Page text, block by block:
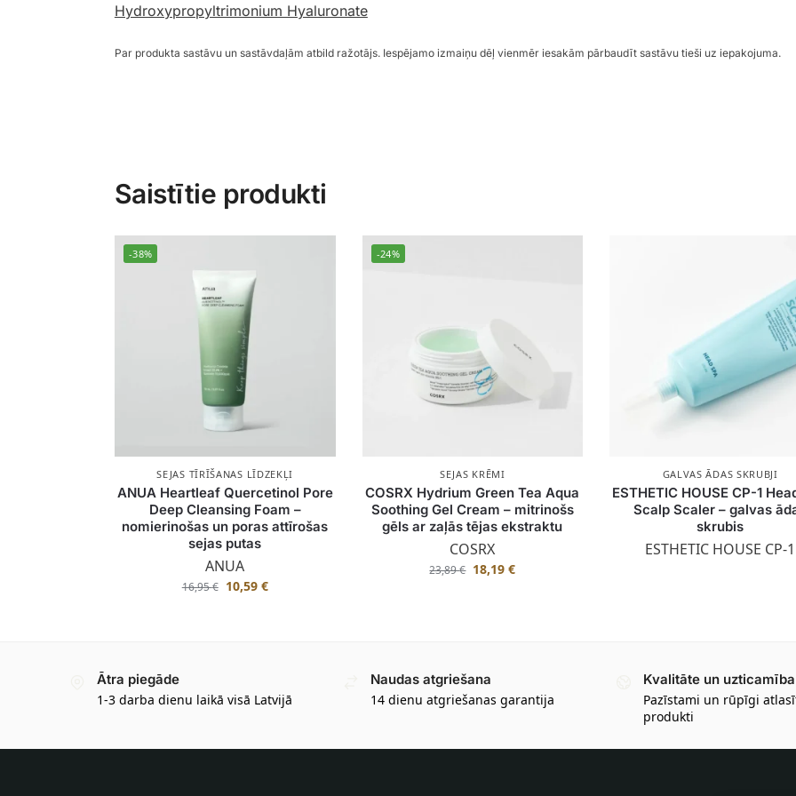
Hydroxypropyltrimonium Hyaluronate
Par produkta sastāvu un sastāvdaļām atbild ražotājs. Iespējamo izmaiņu dēļ vienmēr iesakām pārbaudīt sastāvu tieši uz iepakojuma.
Saistītie produkti
-38%
SEJAS TĪRĪŠANAS LĪDZEKĻI
ANUA Heartleaf Quercetinol Pore
Deep Cleansing Foam –
nomierinošas un poras attīrošas
sejas putas
ANUA
16,95€ 10,59 €
-24%
SEJAS KRĒMI
COSRX Hydrium Green Tea Aqua
Soothing Gel Cream – mitrinošs
gēls ar zaļās tējas ekstraktu
COSRX
23,89€ 18,19€
GALVAS ĀDAS SKRUBJI
ESTHETIC HOUSE CP-1
Scalp Scaler – galvas
skrubis
ESTHETIC HOUSE CP-1
Ātra piegāde
1-3 darba dienu laikā visā Latvijā
Naudas atgriešana
14 dienu atgriešanas garantija
Kvalitāte un uzticamība
Pazīstami un rūpīgi
produkti